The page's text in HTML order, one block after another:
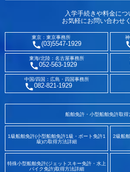
入学手続きや料金に
お気軽にお問い合わせ
東京：東京事務所
(03)5547-1929
東海/北陸：名古屋事務所
052-563-1929
中国/四国：広島・四国事務所
082-821-1929
船舶免許・小型船舶免許取得
1級船舶免許(小型船舶免許1級・ボート免許1
級)の取得方法詳細
2級船
特殊小型船舶免許(ジェットスキー免許・水上
バイク免許)取得方法詳細